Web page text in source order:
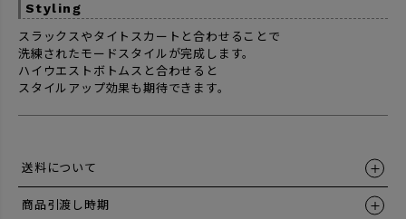
Styling
スラックスやタイトスカートと合わせることで
洗練されたモードスタイルが完成します。
ハイウエストボトムスと合わせると
スタイルアップ効果も期待できます。
送料について
商品引渡し時期